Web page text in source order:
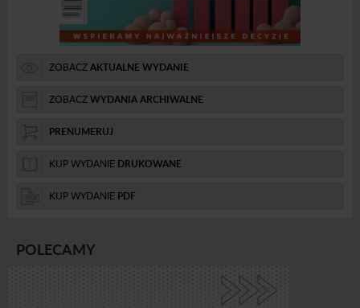
ZOBACZAKTUALNE WYDANIE
ZOBACZWYDANIA ARCHIWALNE
PRENUMERUJ
KUP WYDANIE DRUKOWANE
KUP WYDANIE PDF
POLECAMY